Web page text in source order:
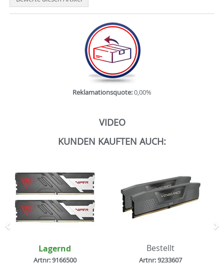
Reklamationsquote:0,00%
VIDEO
KUNDEN KAUFTEN AUCH:
Lagernd
Artnr: 9166500
Bestellt
Artnr: 9233607
Zurück